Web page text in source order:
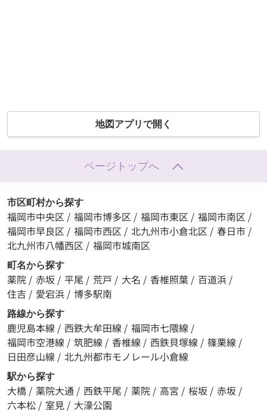
地図アプリで開く
ページトップへ
市区町村から探す
福岡市中央区 / 福岡市博多区 / 福岡市東区 / 福岡市南区 /
福岡市早良区 / 福岡市西区 / 北九州市小倉北区 / 春日市 /
北九州市八幡西区 / 福岡市城南区
町名から探す
薬院 / 赤坂 / 平尾 / 荒戸 / 大名 / 香椎照葉 / 百道浜 /
住吉 / 愛宕浜 / 博多駅南
路線から探す
鹿児島本線 / 西鉄大牟田線 / 福岡市七隈線 /
福岡市空港線 / 筑肥線 / 香椎線 / 西鉄貝塚線 / 篠栗線 /
日田彦山線 / 北九州都市モノレール小倉線
駅から探す
大橋 / 薬院大通 / 西鉄平尾 / 薬院 / 高宮 / 桜坂 / 赤坂 /
六本松 / 室見 / 大濠公園